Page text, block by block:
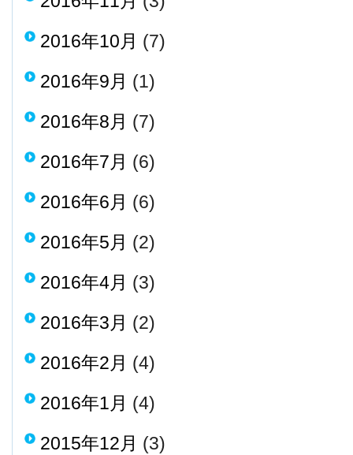
2016年10月 (7)
2016年9月 (1)
2016年8月 (7)
2016年7月 (6)
2016年6月 (6)
2016年5月 (2)
2016年4月 (3)
2016年3月 (2)
2016年2月 (4)
2016年1月 (4)
2015年12月 (3)